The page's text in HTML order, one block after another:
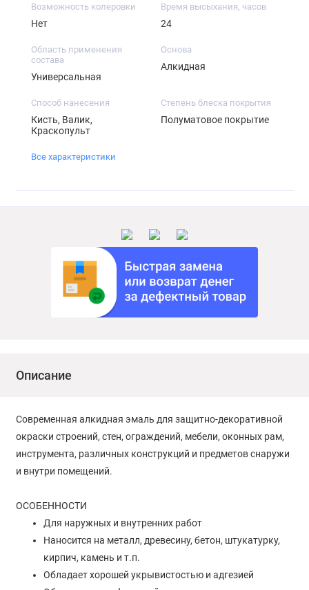
Возможность колеровки
Нет
Время высыхания, часов
24
Область применения
состава
Универсальная
Основа
Алкидная
Способ нанесения
Кисть, Валик,
Краскопульт
Степень блеска покрытия
Полуматовое покрытие
Все характеристики
Описание
Современная алкидная эмаль для защитно-декоративной
окраски строений, стен, ограждений, мебели, оконных рам,
инструмента, различных конструкций и предметов снаружи
и внутри помещений.
ОСОБЕННОСТИ
Для наружных и внутренних работ
Наносится на металл, древесину, бетон, штукатурку,
кирпич, камень и т.п.
Обладает хорошей укрывистостью и адгезией